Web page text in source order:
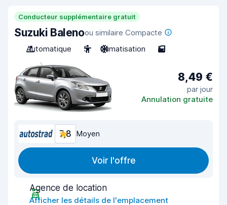
Conducteur supplémentaire gratuit
Suzuki Balenoou similaire Compacte
Automatique
5 Climatisation 5
8,49 €
par jour
Annulation gratuite
7,8 Moyen
Voir l'offre
Agence de location
Afficher les détails de l'emplacement